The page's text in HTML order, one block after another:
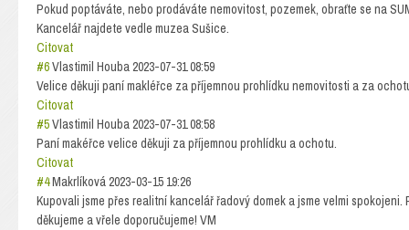
Pokud poptáváte, nebo prodáváte nemovitost, pozemek, obraťte se na
Kancelář najdete vedle muzea Sušice.
Citovat
#6Vlastimil Houba2023-07-31 08:59
Velice děkuji paní makléřce za příjemnou prohlídku nemovitosti a za
Citovat
#5Vlastimil Houba2023-07-31 08:58
Paní makéřce velice děkuji za příjemnou prohlídku a ochotu.
Citovat
#4Makrlíková2023-03-15 19:26
Kupovali jsme přes realitní kancelář řadový domek a jsme velmi
děkujeme a vřele doporučujeme! VM